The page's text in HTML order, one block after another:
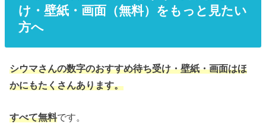
け・壁紙・画面（無料）をもっと見たい
方へ
シウマさんの数字のおすすめ待ち受け・壁紙・画面はほ
かにもたくさんあります。
すべて無料です。